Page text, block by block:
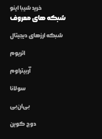
خرید شیبا اینو
شبکه های معروف
شبکه ارزهای دیجیتال
اتریوم
آربیتراوم
سولانا
بی‌ان‌بی
دوج کوین